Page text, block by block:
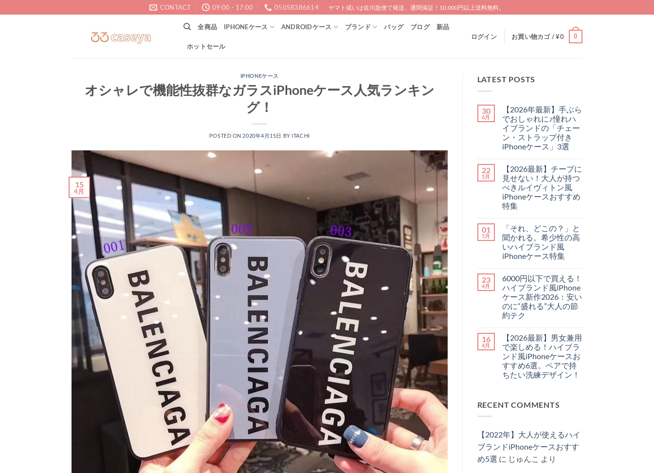
to
CONTACT 09:00 - 17:00 05058386614 ヤマト或いは佐川急便で発送、通関保証！10,000円以上送料無料。
全商品 IPHONEケース ANDROIDケース ブランド バッグ ブログ 新品
ホットセール
ログイン お買い物カゴ /¥0 0
IPHONEケース
オシャレで機能性抜群なガラスiPhoneケース人気ランキン
グ！
POSTED ON 2020年4月15日 BY ITACHI
15
4月
LATEST POSTS
30
6月
【2026年最新】手ぶら
でおしゃれに♪憧れハ
イブランドの「チェー
ン・ストラップ付き
iPhoneケース」3選
新】
手
ぶ
ら
で
お
♪
憧
れ
ハ
ラ
ン
ド
の
「チ
ェ
ー
ン・
ッ
プ
付
き
iPhone
ケ
選
へ
ト
は
ま
だ
あ
り
ん
22
5月
【2026最新】チープに
見せない！大人が持つ
べきルイヴィトン風
iPhoneケースおすすめ
特集
新】
チ
ー
プ
に
見
い！
人
が
持
つ
べ
ィ
ト
ン
風
iPhone
ケ
す
集
へ
の
ン
ト
は
ま
だ
あ
せ
ん
01
5月
「それ、どこの？」と
聞かれる。希少性の高
いハイブランド風
iPhoneケース特集
ど
の？」
と
聞
か
れ
の
高
い
ハ
イ
ブ
風
特
へ
ン
は
ま
だ
あ
り
23
4月
6000円以下で買える！
ハイブランド風iPhone
ケース新作2026：安い
のに“盛れる”大人の節
約テク
下
で
買
え
る！
ハ
ド
ー
ス
新
作
2026：
安
ト
は
ま
だ
あ
り
16
4月
【2026最新】男女兼用
で楽しめる！ハイブラ
ンド風iPhoneケースお
すすめ6選。ペアで持
ちたい洗練デザイン！
男
女
楽
め
ハ
ト
は
り
せ
RECENT COMMENTS
【2022年】大人が使えるハイ
ブランドiPhoneケースおすす
め5選 に じゅんこ より